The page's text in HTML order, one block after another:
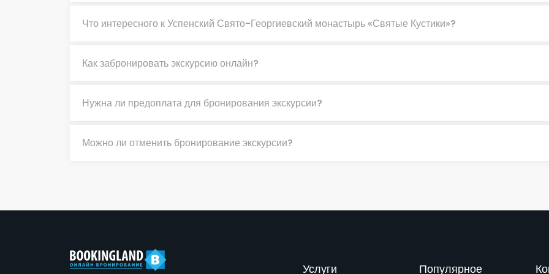
Что интересного к Успенский Свято-Георгиевский монастырь «Святые Кустики»?
Как забронировать экскурсию онлайн?
Нужна ли предоплата для бронирования экскурсии?
Можно ли отменить бронирование экскурсии?
Услуги Популярное